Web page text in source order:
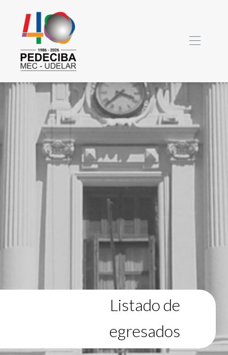
Listado de
egresados